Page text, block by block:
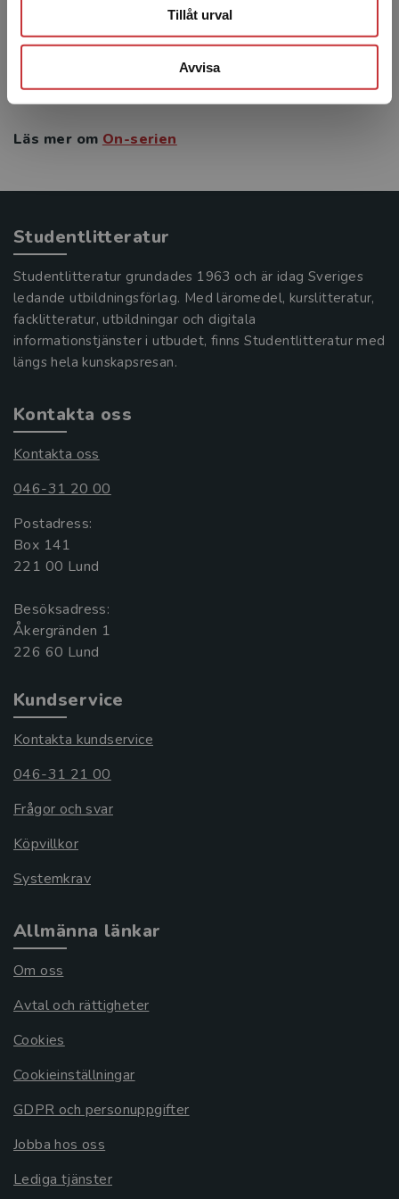
Tillåt urval
Avvisa
förberedelser. Hörövningarna har en ...
797 krinkl. moms
Exkl. moms: 752 kr
Läs mer om On-serien
Studentlitteratur
Studentlitteratur grundades 1963 och är idag Sveriges
ledande utbildningsförlag. Med läromedel, kurslitteratur,
facklitteratur, utbildningar och digitala
informationstjänster i utbudet, finns Studentlitteratur med
längs hela kunskapsresan.
Kontakta oss
Kontakta oss
046-31 20 00
Postadress:
Box 141
221 00 Lund
Besöksadress:
Åkergränden 1
Kundservice
Kontakta kundservice
046-31 21 00
Frågor och svar
Köpvillkor
Systemkrav
Allmänna länkar
Om oss
Avtal och rättigheter
Cookies
Cookieinställningar
GDPR och personuppgifter
Jobba hos oss
Lediga tjänster